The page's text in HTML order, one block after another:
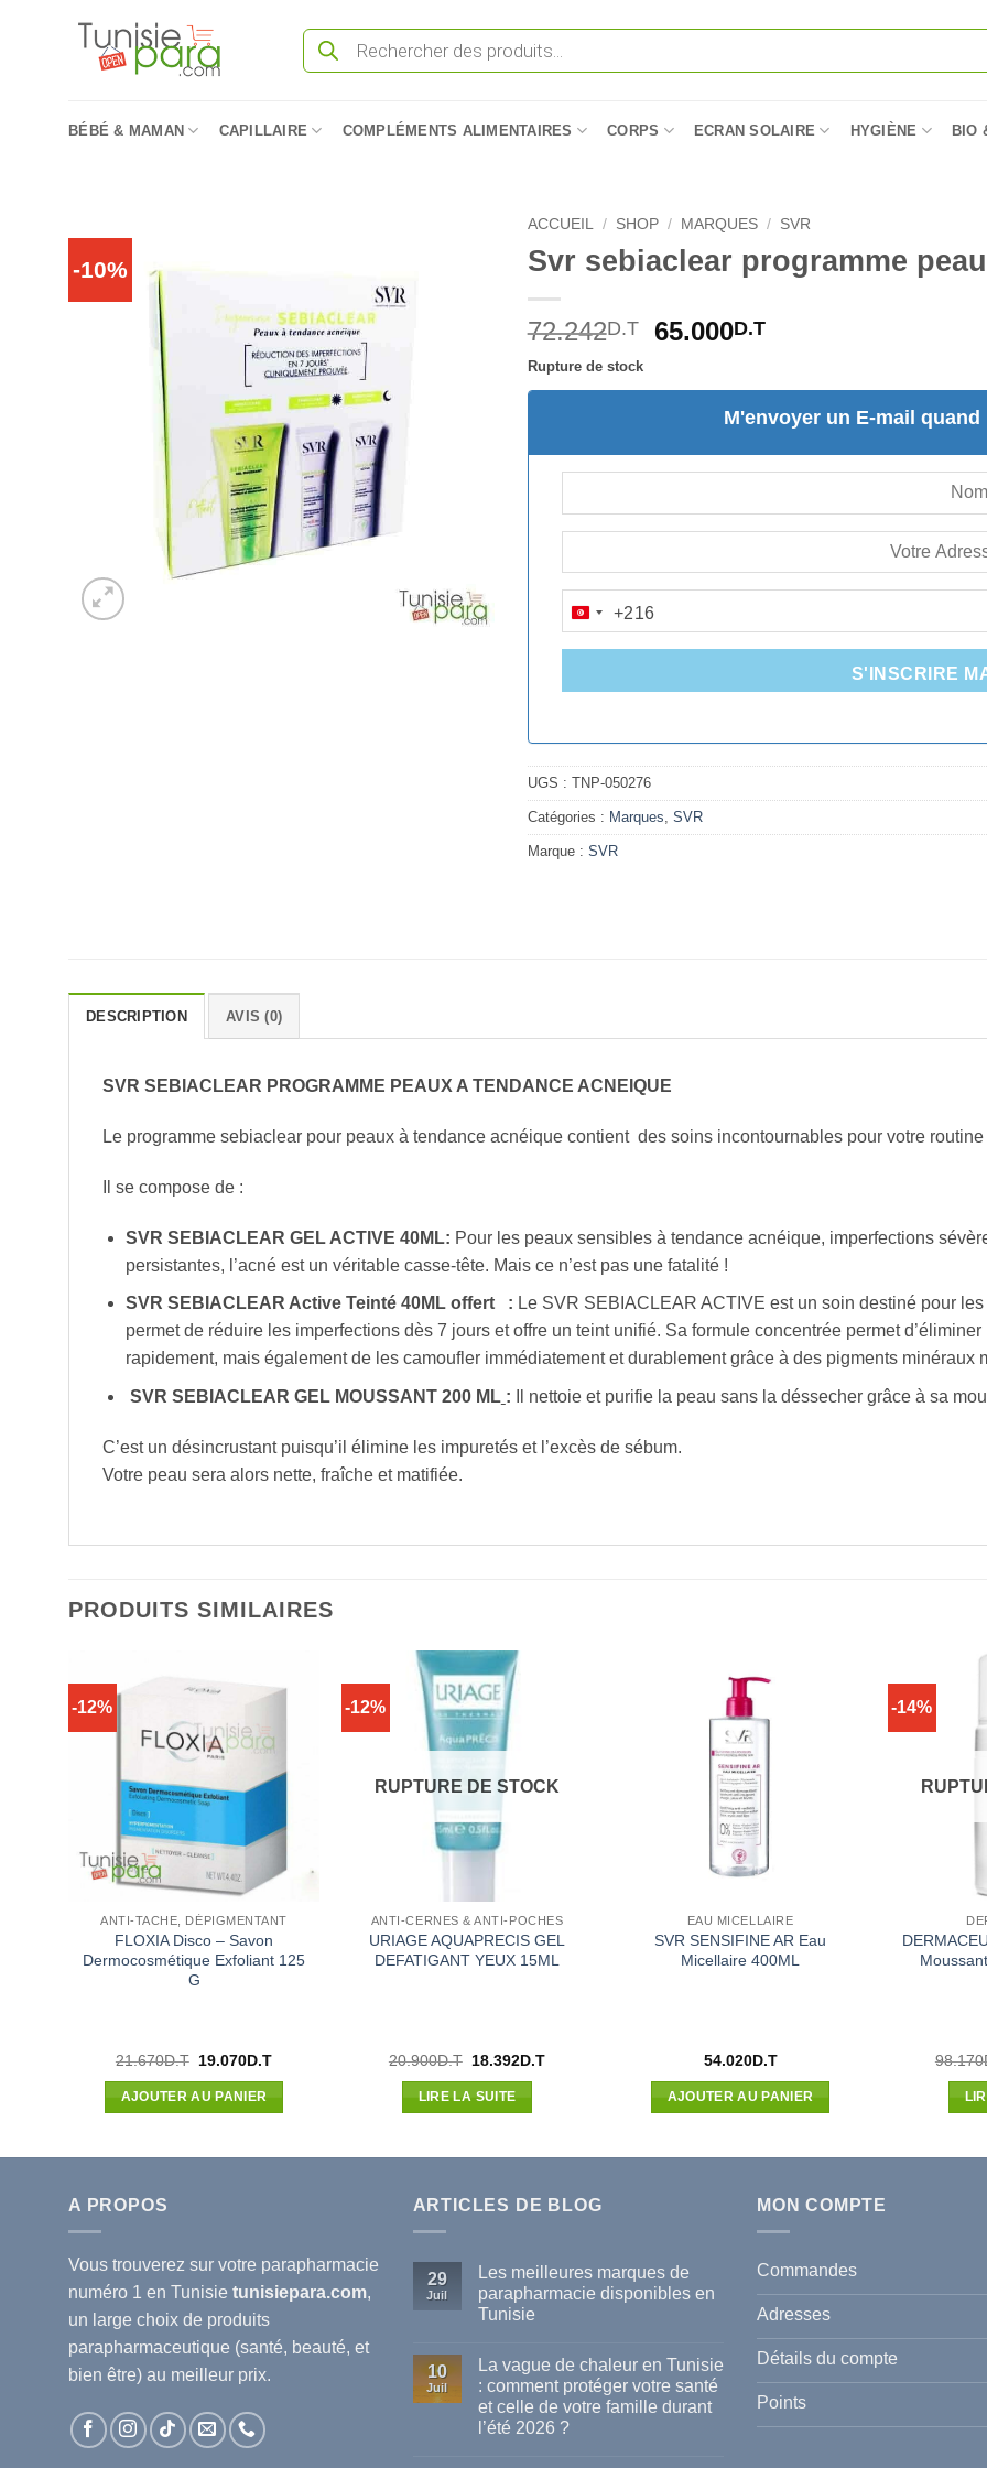
Recherche
produits
BÉBÉ & MAMAN CAPILLAIRE COMPLÉMENTS ALIMENTAIRES CORPS ECRAN SOLAIRE HYGIÈNE BIO
-10%
ACCUEIL / SHOP / MARQUES / SVR
Svr sebiaclear programme
72.242D.T
Le
initial
65.000D.TLe
actuel
est :
65.000D.T.
Rupture de stock
M'envoyer un E-mail
TUNISIA
+216
+216
S'INSCRIRE
UGS : TNP-050276
Catégories : Marques SVR
Marque : SVR
DESCRIPTION AVIS (0)
SVR SEBIACLEAR PROGRAMME PEAUX A TENDANCE ACNEIQUE
Le programme sebiaclear pour peaux à tendance acnéique contient des soins incontournables pour votre
Il se compose de :
SVR SEBIACLEAR GEL ACTIVE 40ML: Pour les peaux sensibles à tendance acnéique, imperfections
persistantes, l’acné est un véritable casse-tête. Mais ce n’est pas une fatalité !
SVR SEBIACLEAR Active Teinté 40ML offert : Le SVR SEBIACLEAR ACTIVE est un soin destiné pour
permet de réduire les imperfections dès 7 jours et offre un teint unifié. Sa formule concentrée permet
rapidement, mais également de les camoufler immédiatement et durablement grâce à des pigments minéraux
SVR SEBIACLEAR GEL MOUSSANT 200 ML : Il nettoie et purifie la peau sans la déssecher grâce à sa
C’est un désincrustant puisqu’il élimine les impuretés et l’excès de sébum.
Votre peau sera alors nette, fraîche et matifiée.
PRODUITS SIMILAIRES
-12%
ANTI-TACHE, DÉPIGMENTANT
FLOXIA Disco – Savon
Dermocosmétique Exfoliant 125
G
21.670D.T Le
initial
était :
19.070D.TLe
AJOUTER AU PANIER
-12%
RUPTURE DE STOCK
ANTI-CERNES & ANTI-POCHES
URIAGE AQUAPRECIS GEL
DEFATIGANT YEUX 15ML
20.900D.T Le
initial
était :
18.392D.TLe
LIRE LA SUITE
EAU MICELLAIRE
SVR SENSIFINE AR Eau
Micellaire 400ML
54.020D.T
AJOUTER AU PANIER
-14%
98.170
A PROPOS
Vous trouverez sur votre parapharmacie
numéro 1 en Tunisie tunisiepara.com,
un large choix de produits
parapharmaceutique (santé, beauté, et
bien être) au meilleur prix.
ARTICLES DE BLOG
29
Juil
Les meilleures marques de
parapharmacie disponibles en
Tunisie
sur
meilleures
marques
de
parapharmacie
10
Juil
La vague de chaleur en Tunisie
: comment protéger votre santé
et celle de votre famille durant
l’été 2026 ?
MON COMPTE
Commandes
Adresses
Détails du compte
Points